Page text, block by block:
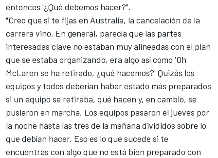
entonces '¿Qué debemos hacer?".
"Creo que si te fijas en Australia, la cancelación de la
carrera vino. En general, parecía que las partes
interesadas clave no estaban muy alineadas con el plan
que se estaba organizando, era algo así como 'Oh
McLaren se ha retirado, ¿qué hacemos?' Quizás los
equipos y todos deberían haber estado más preparados
si un equipo se retiraba, qué hacen y, en cambio, se
pusieron en marcha. Los equipos pasaron el jueves por
la noche hasta las tres de la mañana divididos sobre lo
que debían hacer. Eso es lo que sucede si te
encuentras con algo que no está bien preparado con